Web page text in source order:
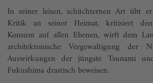
In seiner leisen, schüchternen Art übt
Kritik an seiner Heimat, kritisiert den
Konsum auf allen Ebenen, wirft dem
architektonische Vergewaltigung der
Auswirkungen der jüngste Tsunami
Fukushima drastisch beweisen.